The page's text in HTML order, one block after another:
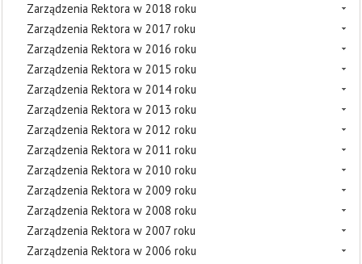
Zarządzenia Rektora w 2018 roku
Zarządzenia Rektora w 2017 roku
Zarządzenia Rektora w 2016 roku
Zarządzenia Rektora w 2015 roku
Zarządzenia Rektora w 2014 roku
Zarządzenia Rektora w 2013 roku
Zarządzenia Rektora w 2012 roku
Zarządzenia Rektora w 2011 roku
Zarządzenia Rektora w 2010 roku
Zarządzenia Rektora w 2009 roku
Zarządzenia Rektora w 2008 roku
Zarządzenia Rektora w 2007 roku
Zarządzenia Rektora w 2006 roku